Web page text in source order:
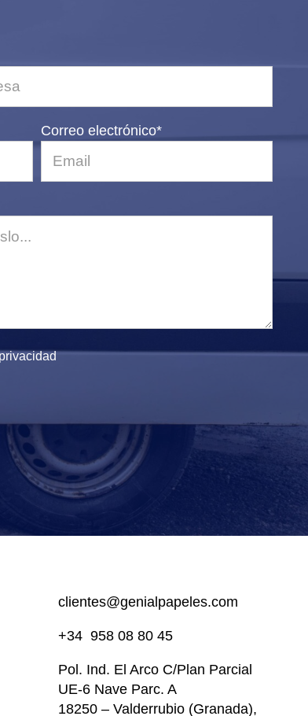
Correo electrónico*
clientes@genialpapeles.com
+34 958 08 80 45
Pol. Ind. El Arco C/Plan Parcial
UE-6 Nave Parc. A
18250 – Valderrubio (Granada),